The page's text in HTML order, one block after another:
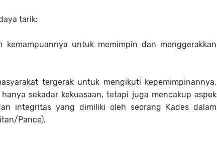
tarik:
kemampuannya untuk memimpin dan menggerakkan
tergerak untuk mengikuti kepemimpinannya.
sekadar kekuasaan, tetapi juga mencakup aspek
integritas yang dimiliki oleh seorang Kades dalam
Pance).